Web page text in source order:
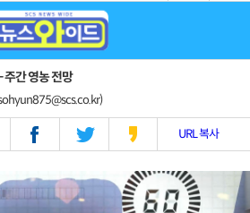
주간 영농 전망
URL 복사